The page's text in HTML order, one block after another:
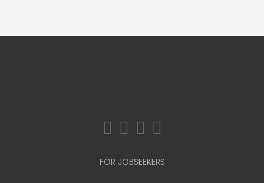
FOR JOBSEEKERS